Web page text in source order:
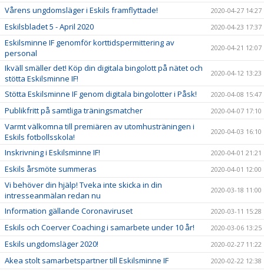
Vårens ungdomsläger i Eskils framflyttade! 2020-04-27 14:27
Eskilsbladet 5 - April 2020 2020-04-23 17:37
Eskilsminne IF genomför korttidspermittering av
personal
2020-04-21 12:07
Ikväll smäller det! Köp din digitala bingolott på nätet och
stötta Eskilsminne IF!
2020-04-12 13:23
Stötta Eskilsminne IF genom digitala bingolotter i Påsk! 2020-04-08 15:47
Publikfritt på samtliga träningsmatcher 2020-04-07 17:10
Varmt välkomna till premiären av utomhusträningen i
Eskils fotbollsskola!
2020-04-03 16:10
Inskrivning i Eskilsminne IF! 2020-04-01 21:21
Eskils årsmöte summeras 2020-04-01 12:00
Vi behöver din hjälp! Tveka inte skicka in din
intresseanmälan redan nu
2020-03-18 11:00
Information gällande Coronaviruset 2020-03-11 15:28
Eskils och Coerver Coaching i samarbete under 10 år! 2020-03-06 13:25
Eskils ungdomsläger 2020! 2020-02-27 11:22
Akea stolt samarbetspartner till Eskilsminne IF 2020-02-22 12:38